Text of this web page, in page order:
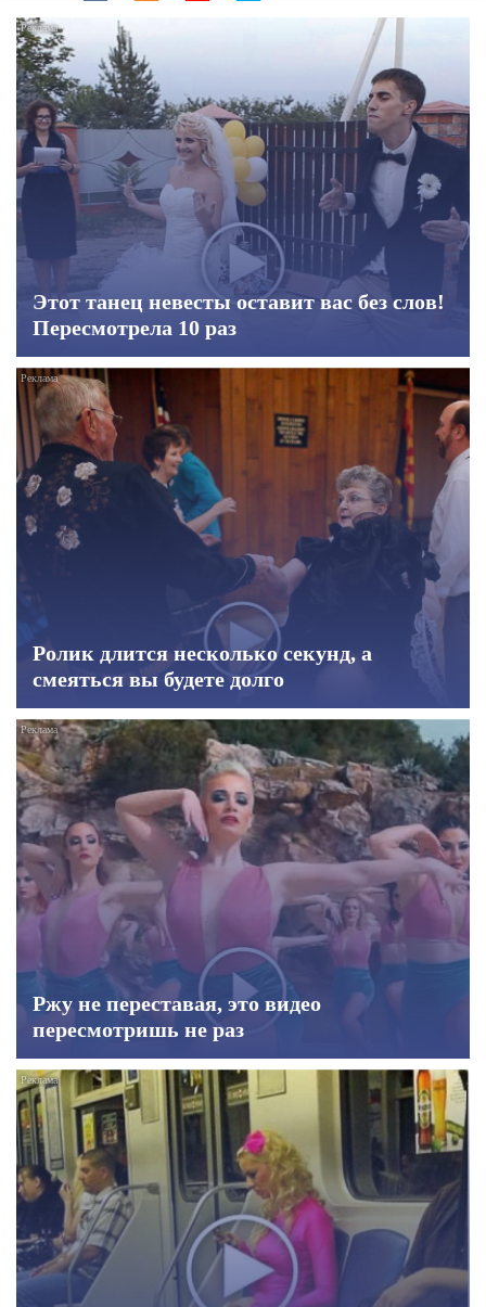
Этот танец невесты оставит вас без слов!
Пересмотрела 10 раз
Ролик длится несколько секунд, а
смеяться вы будете долго
Ржу не переставая, это видео
пересмотришь не раз